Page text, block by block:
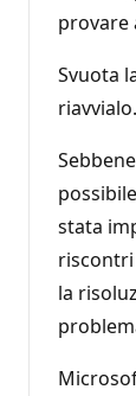
provare
Svuota
riavvialo.
stata
la